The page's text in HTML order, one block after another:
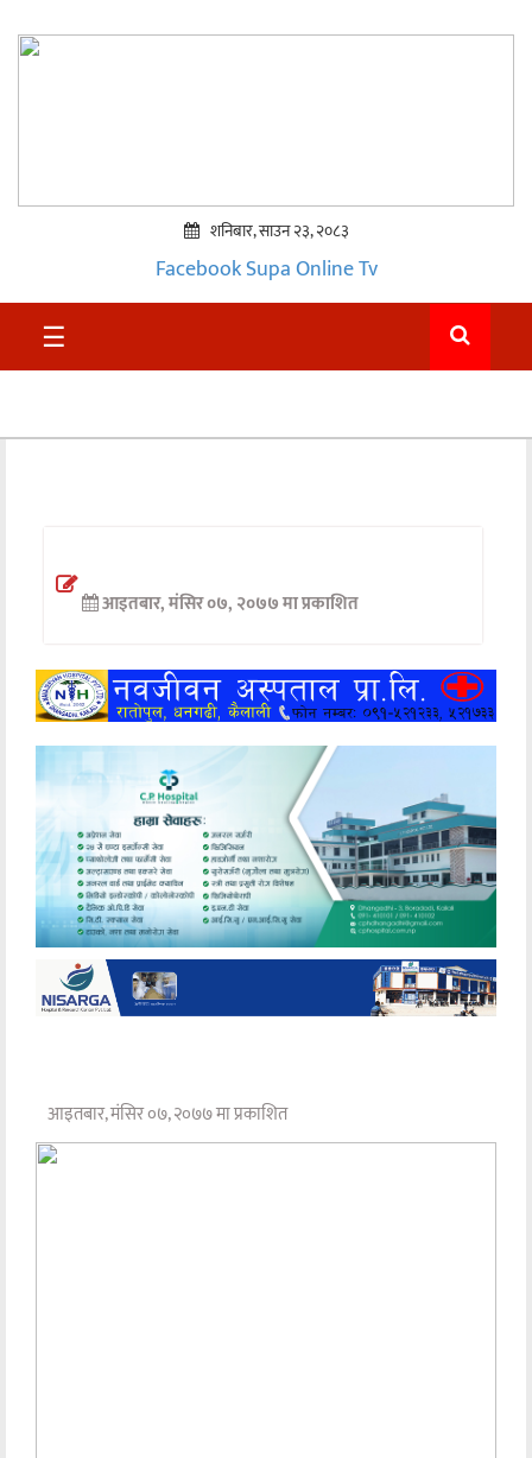
प्रमुख
समाचार
राजनीति
अन्तर्वार्ता
खेलकुद
मनोरञ्जन
अन्य
शनिबार, साउन २३, २०८३
FacebookSupa Online Tv
☰
आइतबार, मंसिर ०७, २०७७ मा प्रकाशित
आइतबार, मंसिर ०७, २०७७ मा प्रकाशित